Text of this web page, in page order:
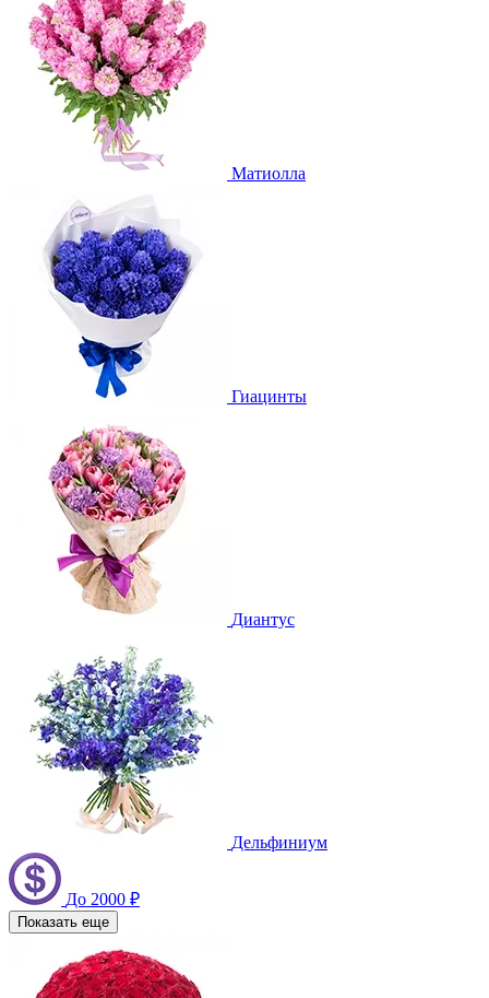
Матиолла
Гиацинты
Диантус
Дельфиниум
До 2000 ₽
Показать еще